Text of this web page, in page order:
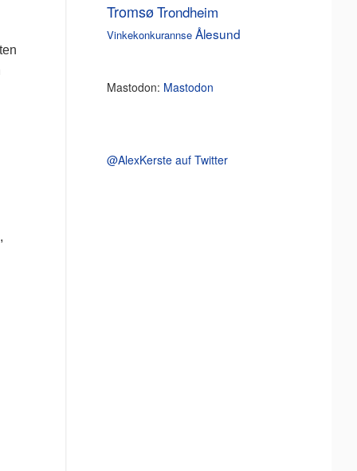
TromsøTrondheim
Vinkekonkurannse Ålesund
Mastodon: Mastodon
@AlexKerste auf Twitter